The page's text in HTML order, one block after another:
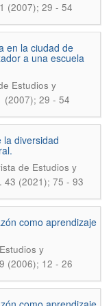
(2007); 29 - 54
en la ciudad de
a una escuela
Estudios y
(2007); 29 - 54
la diversidad
de Estudios y
43 (2021); 75 - 93
como aprendizaje
y
(2006); 12 - 26